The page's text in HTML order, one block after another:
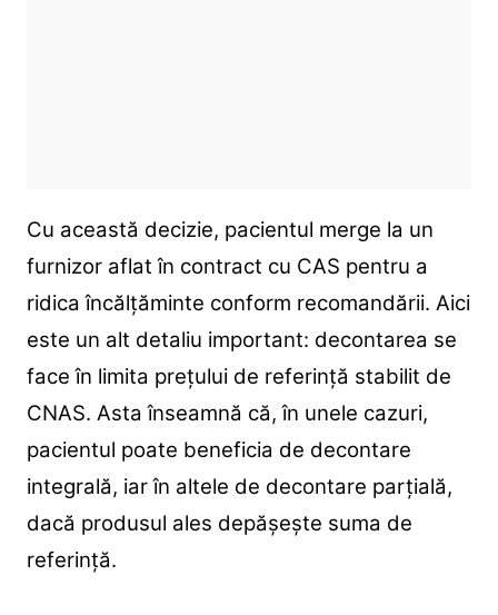
Cu această decizie, pacientul merge la un
furnizor aflat în contract cu CAS pentru a
ridica încălțăminte conform recomandării. Aici
este un alt detaliu important: decontarea se
face în limita prețului de referință stabilit de
CNAS. Asta înseamnă că, în unele cazuri,
pacientul poate beneficia de decontare
integrală, iar în altele de decontare parțială,
dacă produsul ales depășește suma de
referință.